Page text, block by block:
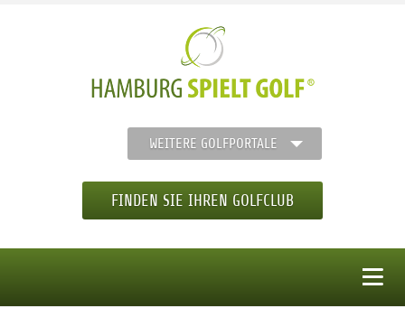
WEITERE GOLFPORTALE
FINDEN SIE IHREN GOLFCLUB